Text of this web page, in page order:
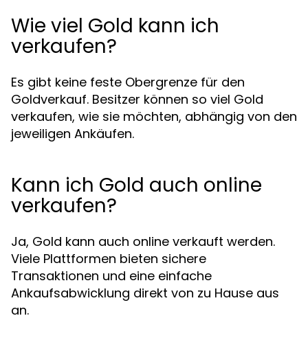
Wie viel Gold kann ich
verkaufen?
Es gibt keine feste Obergrenze für den
Goldverkauf. Besitzer können so viel Gold
verkaufen, wie sie möchten, abhängig von den
jeweiligen Ankäufen.
Kann ich Gold auch online
verkaufen?
Ja, Gold kann auch online verkauft werden.
Viele Plattformen bieten sichere
Transaktionen und eine einfache
Ankaufsabwicklung direkt von zu Hause aus
an.